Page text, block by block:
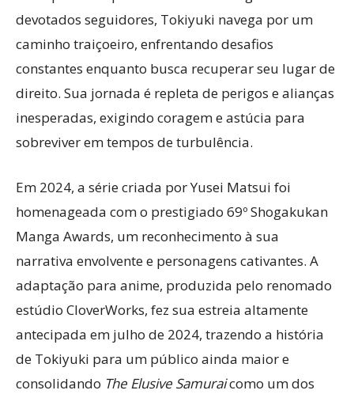
devotados seguidores, Tokiyuki navega por um
caminho traiçoeiro, enfrentando desafios
constantes enquanto busca recuperar seu lugar de
direito. Sua jornada é repleta de perigos e alianças
inesperadas, exigindo coragem e astúcia para
sobreviver em tempos de turbulência.
Em 2024, a série criada por Yusei Matsui foi
homenageada com o prestigiado 69º Shogakukan
Manga Awards, um reconhecimento à sua
narrativa envolvente e personagens cativantes. A
adaptação para anime, produzida pelo renomado
estúdio CloverWorks, fez sua estreia altamente
antecipada em julho de 2024, trazendo a história
de Tokiyuki para um público ainda maior e
consolidando The Elusive Samuraicomo um dos